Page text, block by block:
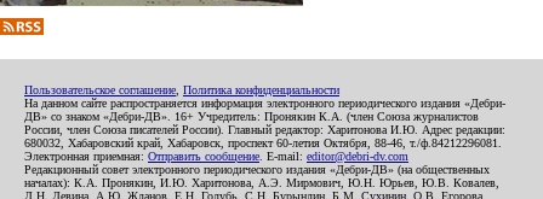
Пользовательское соглашение Политика конфиденциальности
На данном сайте распространяется информация электронного периодического издания «Дебри-
ДВ» со знаком «Дебри-ДВ». 16+ Учредитель: Пронякин К.А. (член Союза журналистов
России, член Союза писателей России). Главный редактор: Харитонова И.Ю. Адрес редакции:
680032, Хабаровский край, Хабаровск, проспект 60-летия Октября, 88-46, т./ф.84212296081.
Электронная приемная: Отправить сообщение . E-mail: editor@debri-dv.com
Редакционный совет электронного периодического издания «Дебри-ДВ» (на общественных
началах): К.А. Пронякин, И.Ю. Харитонова, А.Э. Мирмович, Ю.Н. Юрьев, Ю.В. Ковалев,
Л.Н. Левина, А.Ю. Жданов, Е.Н. Голубь, С.Н. Бурындин, Б.М. Сухинин, О.В. Егорова